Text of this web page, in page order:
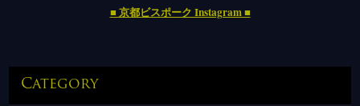
■ 京都ビスポーク Instagram ■
Category